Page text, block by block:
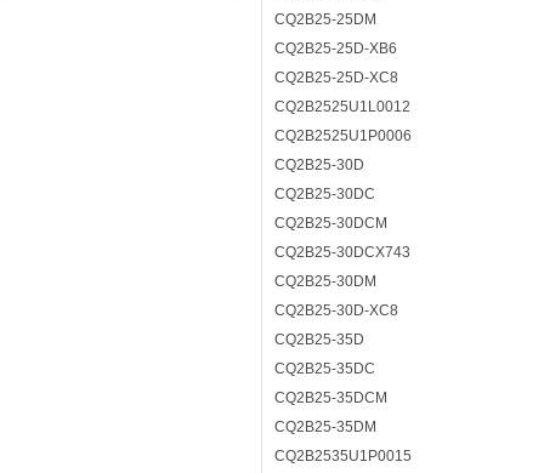
CQ2B25-25DM
CQ2B25-25D-XB6
CQ2B25-25D-XC8
CQ2B2525U1L0012
CQ2B2525U1P0006
CQ2B25-30D
CQ2B25-30DC
CQ2B25-30DCM
CQ2B25-30DCX743
CQ2B25-30DM
CQ2B25-30D-XC8
CQ2B25-35D
CQ2B25-35DC
CQ2B25-35DCM
CQ2B25-35DM
CQ2B2535U1P0015